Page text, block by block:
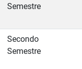
Semestre
Secondo
Semestre